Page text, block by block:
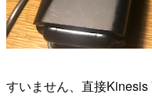
すいません、直接